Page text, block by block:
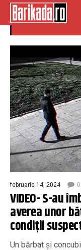
batrani
februarie 14, 2024
VIDEO- S-au
averea unor
condiții
​Un bărbat și